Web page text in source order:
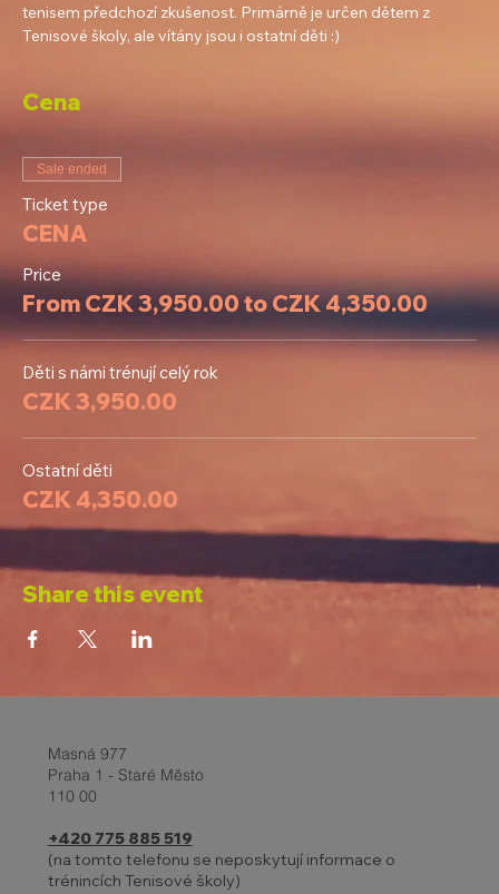
tenisem předchozí zkušenost. Primárně je určen dětem z
Tenisové školy, ale vítány jsou i ostatní děti :)
Cena
Sale ended
Ticket type
CENA
Price
From CZK 3,950.00 to CZK 4,350.00
Děti s námi trénují celý rok
CZK 3,950.00
Ostatní děti
CZK 4,350.00
Share this event
Masná 977
Praha 1 - Staré Město
110 00
+420 775 885 519
(na tomto telefonu se neposkytují informace o
trénincích Tenisové školy)